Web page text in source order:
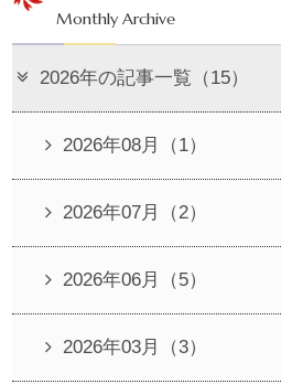
Monthly Archive
2026年の記事一覧（15）
2026年08月（1）
2026年07月（2）
2026年06月（5）
2026年03月（3）